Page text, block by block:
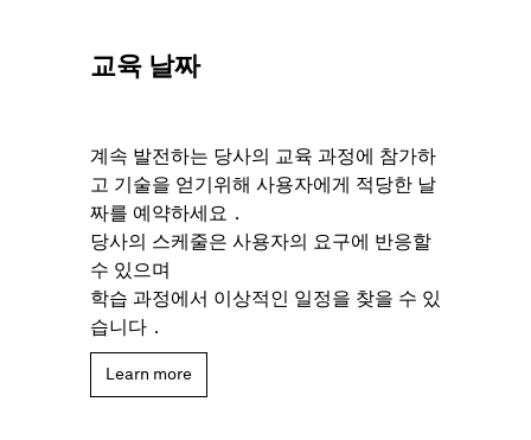
교육 날짜
계속 발전하는 당사의 교육 과정에 참가하
고 기술을 얻기위해 사용자에게 적당한 날
짜를 예약하세요．
당사의 스케줄은 사용자의 요구에 반응할
수 있으며
학습 과정에서 이상적인 일정을 찾을 수 있
습니다．
Learn more